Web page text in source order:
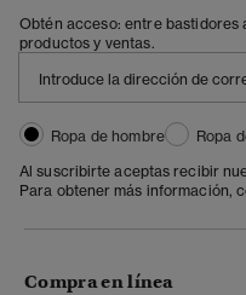
Obtén acceso: entre bastidores
productos y ventas.
Ropa de hombre
Ropa
Al suscribirte aceptas recibir
Para obtener más información,
Compra en línea